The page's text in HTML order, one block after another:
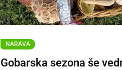
NARAVA
Gobarska sezona še